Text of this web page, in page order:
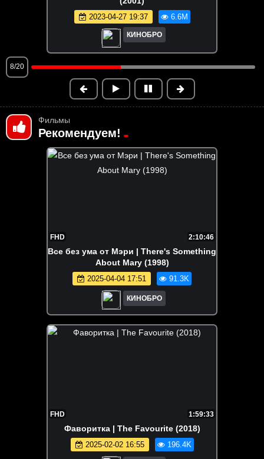
2023-04-27 19:37 6.6M
КИНОБРО
8/20
Фильмы
Рекомендуем!
FHD 2:10:46
Все без ума от Мэри | There's Something
About Mary (1998)
2025-04-04 17:51 91.3K
КИНОБРО
FHD 1:59:33
Фаворитка | The Favourite (2018)
2025-02-02 16:55 196.4K